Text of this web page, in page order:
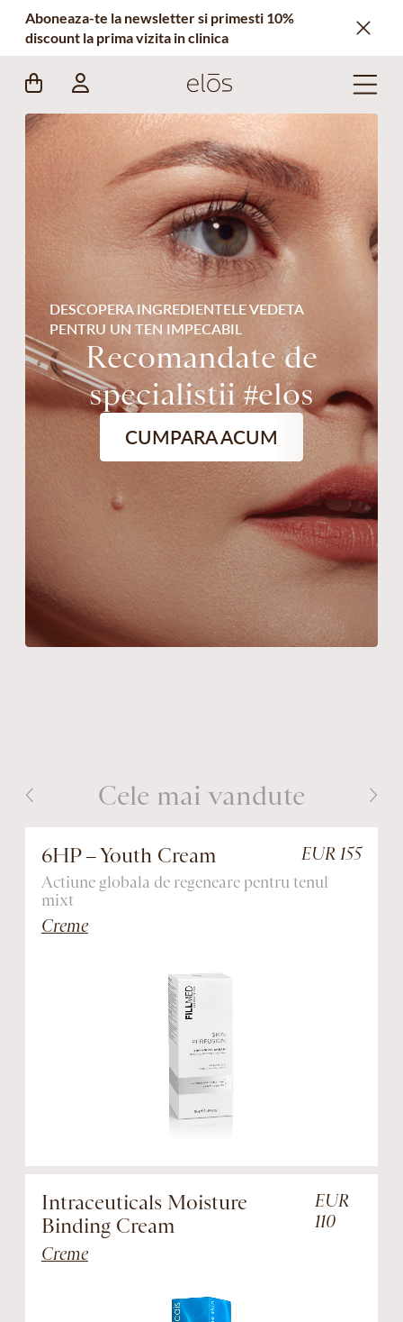
Aboneaza-te la newsletter si primesti 10%
discount la prima vizita in clinica
DESCOPERA INGREDIENTELE VEDETA
PENTRU UN TEN IMPECABIL
Recomandate de
specialistii #elos
CUMPARA ACUM
Cele mai vandute
6HP – Youth Cream EUR 155
Actiune globala de regeneare pentru tenul
mixt
Creme
Intraceuticals Moisture
Binding Cream
EUR
110
Creme